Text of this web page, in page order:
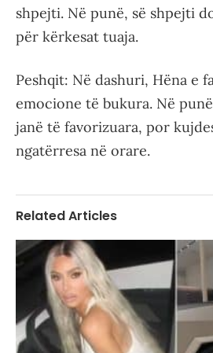
shpejti. Në punë, së shpejti
për kërkesat tuaja.
Peshqit: Në dashuri, Hëna e
emocione të bukura. Në
janë të favorizuara, por
ngatërresa në orare.
Related Articles